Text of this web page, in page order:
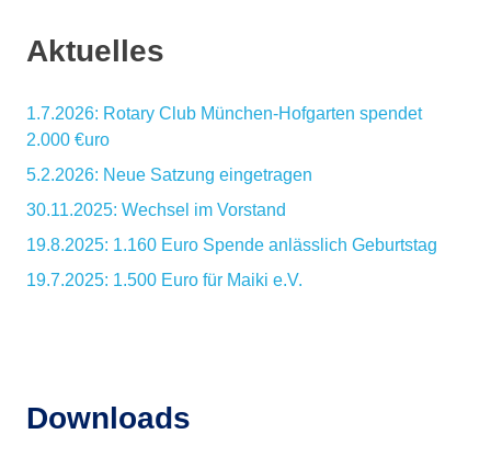
Aktuelles
1.7.2026: Rotary Club München-Hofgarten spendet
2.000 €uro
5.2.2026: Neue Satzung eingetragen
30.11.2025: Wechsel im Vorstand
19.8.2025: 1.160 Euro Spende anlässlich Geburtstag
19.7.2025: 1.500 Euro für Maiki e.V.
Downloads